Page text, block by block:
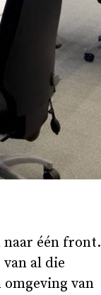
naar één front.
al die
van